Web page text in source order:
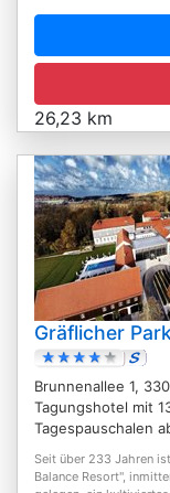
26,23 km
Gräflicher
Brunnenallee 1,
Tagungshotel mit
Tagespauschalen
Seit über 233 Jahren
Balance Resort",